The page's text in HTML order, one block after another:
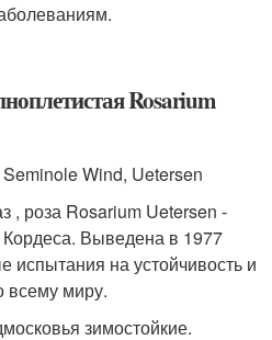
Rosarium
Wind, Uetersen
, роза Rosarium Uetersen -
Выведена в 1977
испытания на устойчивость и
всему миру.